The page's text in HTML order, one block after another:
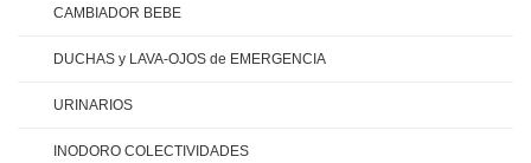
CAMBIADOR BEBE
DUCHAS y LAVA-OJOS de EMERGENCIA
URINARIOS
INODORO COLECTIVIDADES